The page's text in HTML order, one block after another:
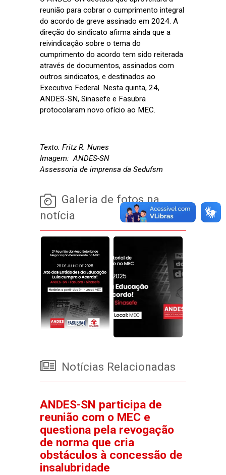
reunião para cobrar o cumprimento integral
do acordo de greve assinado em 2024. A
direção do sindicato afirma ainda que a
reivindicação sobre o tema do
cumprimento do acordo tem sido reiterada
através de documentos, assinados com
outros sindicatos, e destinados ao
Executivo Federal. Nesta quinta, 24,
ANDES-SN, Sinasefe e Fasubra
protocolaram novo ofício ao MEC.
Texto: Fritz R. Nunes
Imagem: ANDES-SN
Assessoria de imprensa da Sedufsm
Galeria de fotos na
notícia
Notícias Relacionadas
ANDES-SN participa de
reunião com o MEC e
questiona pela revogação
de norma que cria
obstáculos à concessão de
insalubridade